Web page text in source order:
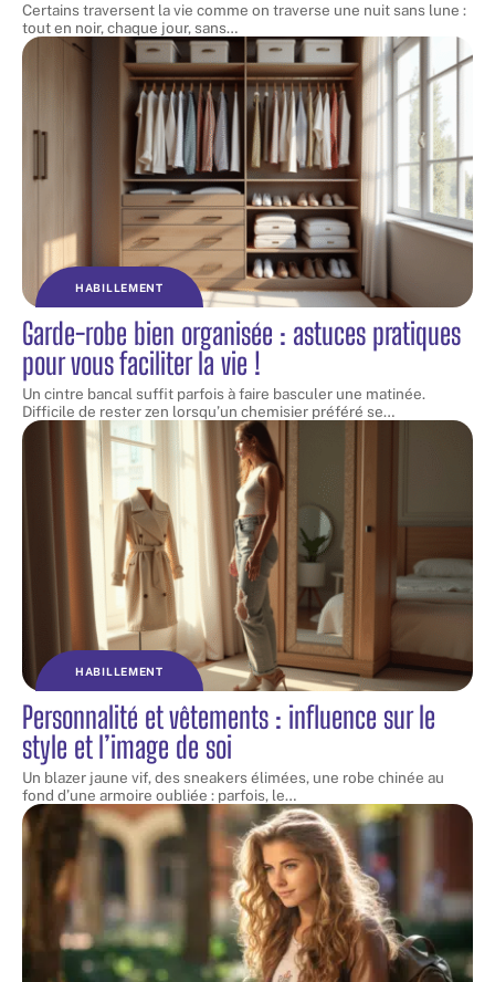
Certains traversent la vie comme on traverse une nuit sans lune :
tout en noir, chaque jour, sans…
HABILLEMENT
Garde-robe bien organisée : astuces pratiques
pour vous faciliter la vie !
Un cintre bancal suffit parfois à faire basculer une matinée.
Difficile de rester zen lorsqu’un chemisier préféré se…
HABILLEMENT
Personnalité et vêtements : influence sur le
style et l’image de soi
Un blazer jaune vif, des sneakers élimées, une robe chinée au
fond d’une armoire oubliée : parfois, le…